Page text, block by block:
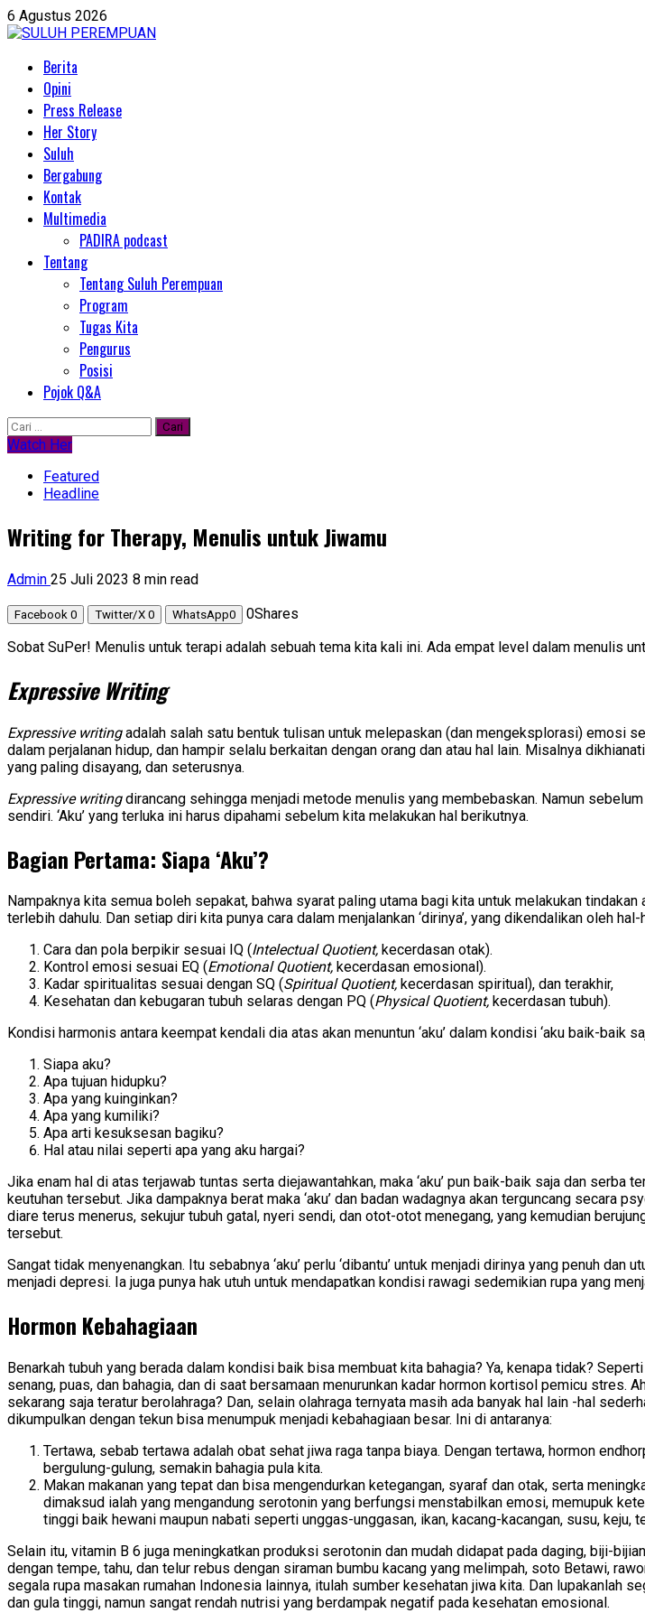
Skip
to
6 Agustus 2026
PrimaryBerita
Opini
Press Release
Her Story
Suluh
Bergabung
Kontak
Multimedia
PADIRA podcast
Tentang
Tentang Suluh Perempuan
Program
Tugas Kita
Pengurus
Posisi
Pojok Q&A
Cari
untuk:
Watch Her
Featured
Headline
Writing for Therapy, Menulis untuk Jiwamu
Admin 25 Juli 2023 8 min read
Facebook 0 Twitter/X 0 WhatsApp0 0Shares
Sobat SuPer! Menulis untuk terapi adalah sebuah tema kita kali ini. Ada empat level dalam menulis
Expressive Writing
Expressive writingadalah salah satu bentuk tulisan untuk melepaskan (dan mengeksplorasi) emosi
dalam perjalanan hidup, dan hampir selalu berkaitan dengan orang dan atau hal lain. Misalnya
yang paling disayang, dan seterusnya.
Expressive writingdirancang sehingga menjadi metode menulis yang membebaskan. Namun
sendiri. ‘Aku’ yang terluka ini harus dipahami sebelum kita melakukan hal berikutnya.
Bagian Pertama: Siapa ‘Aku’?
Nampaknya kita semua boleh sepakat, bahwa syarat paling utama bagi kita untuk melakukan
terlebih dahulu. Dan setiap diri kita punya cara dalam menjalankan ‘dirinya’, yang dikendalikan oleh
Cara dan pola berpikir sesuai IQ (Intelectual Quotient, kecerdasan otak).
Kontrol emosi sesuai EQ (Emotional Quotient, kecerdasan emosional).
Kadar spiritualitas sesuai dengan SQ (Spiritual Quotient, kecerdasan spiritual), dan terakhir,
Kesehatan dan kebugaran tubuh selaras dengan PQ (Physical Quotient, kecerdasan tubuh).
Kondisi harmonis antara keempat kendali dia atas akan menuntun ‘aku’ dalam kondisi ‘aku baik-baik
Siapa aku?
Apa tujuan hidupku?
Apa yang kuinginkan?
Apa yang kumiliki?
Apa arti kesuksesan bagiku?
Hal atau nilai seperti apa yang aku hargai?
Jika enam hal di atas terjawab tuntas serta diejawantahkan, maka ‘aku’ pun baik-baik saja dan
keutuhan tersebut. Jika dampaknya berat maka ‘aku’ dan badan wadagnya akan terguncang secara
diare terus menerus, sekujur tubuh gatal, nyeri sendi, dan otot-otot menegang, yang kemudian
tersebut.
Sangat tidak menyenangkan. Itu sebabnya ‘aku’ perlu ‘dibantu’ untuk menjadi dirinya yang penuh
menjadi depresi. Ia juga punya hak utuh untuk mendapatkan kondisi rawagi sedemikian rupa yang
Hormon Kebahagiaan
Benarkah tubuh yang berada dalam kondisi baik bisa membuat kita bahagia? Ya, kenapa tidak?
senang, puas, dan bahagia, dan di saat bersamaan menurunkan kadar hormon kortisol pemicu stres.
sekarang saja teratur berolahraga? Dan, selain olahraga ternyata masih ada banyak hal lain -hal
dikumpulkan dengan tekun bisa menumpuk menjadi kebahagiaan besar. Ini di antaranya:
Tertawa, sebab tertawa adalah obat sehat jiwa raga tanpa biaya. Dengan tertawa, hormon
bergulung-gulung, semakin bahagia pula kita.
Makan makanan yang tepat dan bisa mengendurkan ketegangan, syaraf dan otak, serta
dimaksud ialah yang mengandung serotonin yang berfungsi menstabilkan emosi, memupuk
tinggi baik hewani maupun nabati seperti unggas-unggasan, ikan, kacang-kacangan, susu, keju,
Selain itu, vitamin B 6 juga meningkatkan produksi serotonin dan mudah didapat pada daging, biji-
dengan tempe, tahu, dan telur rebus dengan siraman bumbu kacang yang melimpah, soto Betawi,
segala rupa masakan rumahan Indonesia lainnya, itulah sumber kesehatan jiwa kita. Dan lupakanlah
dan gula tinggi, namun sangat rendah nutrisi yang berdampak negatif pada kesehatan emosional.